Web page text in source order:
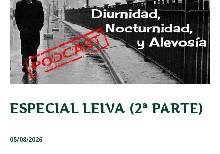
ESPECIAL LEIVA (2ª PARTE)
05/08/2026